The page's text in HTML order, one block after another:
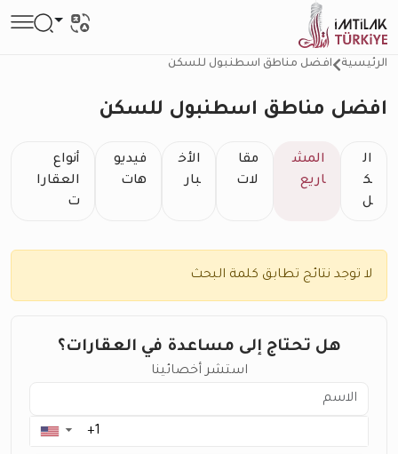
الرئيسية افضل مناطق اسطنبول للسكن
افضل مناطق اسطنبول للسكن
ال
ك
ل
المش
اريع
مقا
لات
الأخ
بار
فيديو
هات
أنواع
العقارا
ت
لا توجد نتائج تطابق كلمة البحث
هل تحتاج إلى مساعدة في العقارات؟
استشر أخصائينا
▼